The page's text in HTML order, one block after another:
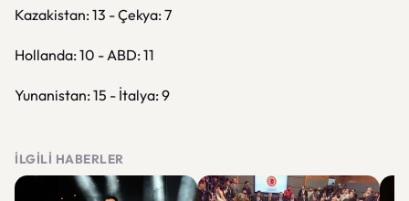
Kazakistan: 13 - Çekya: 7
Hollanda: 10 - ABD: 11
Yunanistan: 15 - İtalya: 9
İLGILI HABERLER